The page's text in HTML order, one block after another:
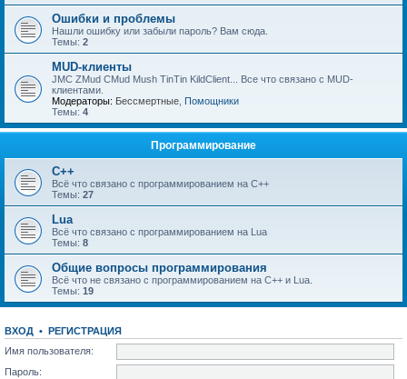
Ошибки и проблемы
Нашли ошибку или забыли пароль? Вам сюда.
Темы: 2
MUD-клиенты
JMC ZMud CMud Mush TinTin KildClient... Все что связано с MUD-
клиентами.
Модераторы: Бессмертные Помощники
Темы: 4
Программирование
C++
Всё что связано с программированием на С++
Темы: 27
Lua
Всё что связано с программированием на Lua
Темы: 8
Общие вопросы программирования
Всё что не связано с программированием на C++ и Lua.
Темы: 19
ВХОД • РЕГИСТРАЦИЯ
Имя пользователя:
Пароль: